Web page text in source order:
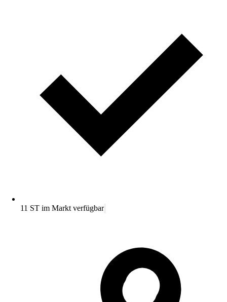
11 ST im Markt verfügbar